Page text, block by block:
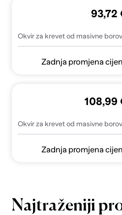
93,72
Zadnja promjena
Okvir za krevet od masivne
108,99
Zadnja promjena
Najtraženiji